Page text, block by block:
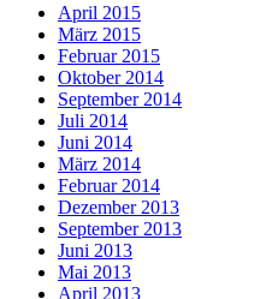
April 2015
März 2015
Februar 2015
Oktober 2014
September 2014
Juli 2014
Juni 2014
März 2014
Februar 2014
Dezember 2013
September 2013
Juni 2013
Mai 2013
April 2013